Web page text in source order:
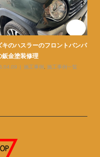
キのハスラーのフロントバンパ
鈑金塗装修理
施工事例 施工事例一覧